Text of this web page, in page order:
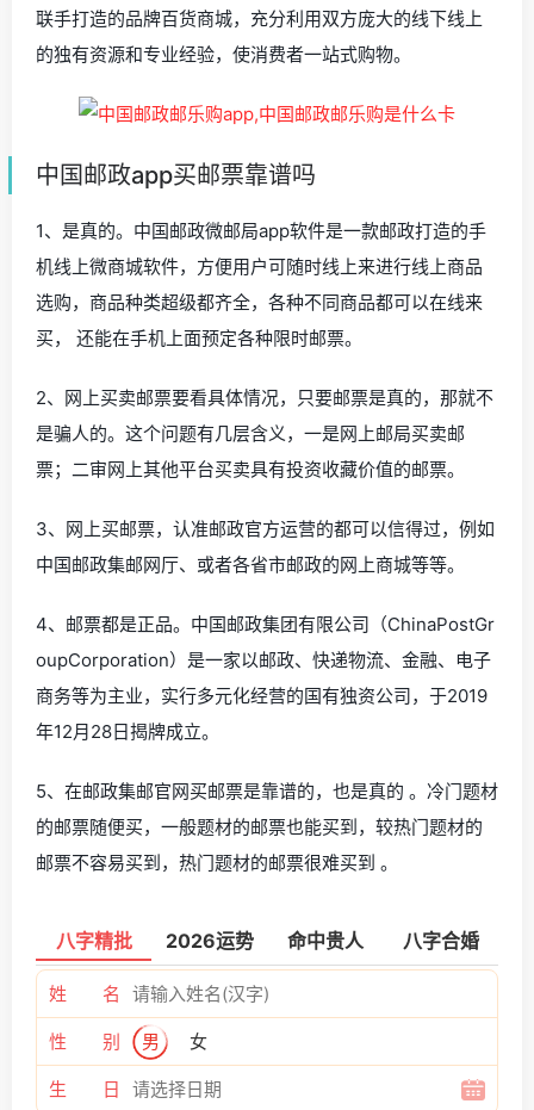
联手打造的品牌百货商城，充分利用双方庞大的线下线上
的独有资源和专业经验，使消费者一站式购物。
中国邮政app买邮票靠谱吗
1、是真的。中国邮政微邮局app软件是一款邮政打造的手
机线上微商城软件，方便用户可随时线上来进行线上商品
选购，商品种类超级都齐全，各种不同商品都可以在线来
买， 还能在手机上面预定各种限时邮票。
2、网上买卖邮票要看具体情况，只要邮票是真的，那就不
是骗人的。这个问题有几层含义，一是网上邮局买卖邮
票；二审网上其他平台买卖具有投资收藏价值的邮票。
3、网上买邮票，认准邮政官方运营的都可以信得过，例如
中国邮政集邮网厅、或者各省市邮政的网上商城等等。
4、邮票都是正品。中国邮政集团有限公司（ChinaPostGr
oupCorporation）是一家以邮政、快递物流、金融、电子
商务等为主业，实行多元化经营的国有独资公司，于2019
年12月28日揭牌成立。
5、在邮政集邮官网买邮票是靠谱的，也是真的 。冷门题材
的邮票随便买，一般题材的邮票也能买到，较热门题材的
邮票不容易买到，热门题材的邮票很难买到 。
八字精批 2026运势 命中贵人 八字合婚
姓 名
性 别 男 女
生 日